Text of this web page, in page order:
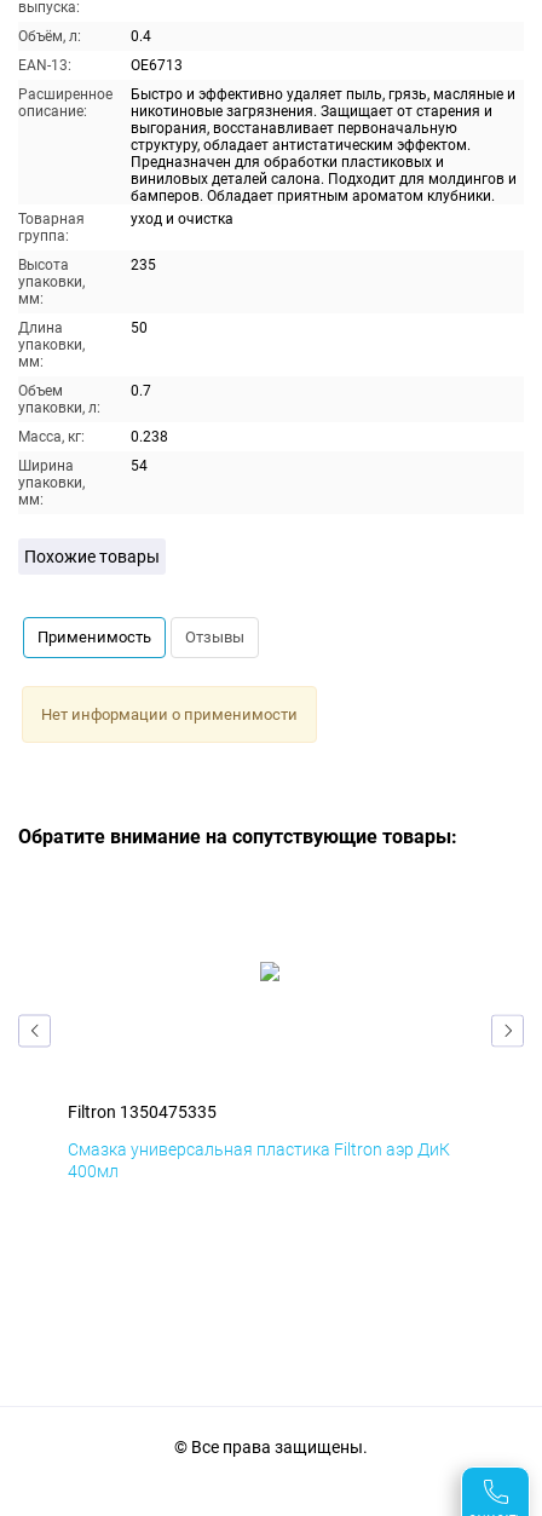
выпуска:
Объём, л:
0.4
EAN-13:
OE6713
Расширенное
описание:
Быстро и эффективно удаляет пыль, грязь, масляные и
никотиновые загрязнения. Защищает от старения и
выгорания, восстанавливает первоначальную
структуру, обладает антистатическим эффектом.
Предназначен для обработки пластиковых и
виниловых деталей салона. Подходит для молдингов и
бамперов. Обладает приятным ароматом клубники.
Товарная
группа:
уход и очистка
Высота
упаковки,
мм:
235
Длина
упаковки,
мм:
50
Объем
упаковки, л:
0.7
Масса, кг:
0.238
Ширина
упаковки,
мм:
54
Похожие товары
Применимость Отзывы
Нет информации о применимости
Обратите внимание на сопутствующие товары:
Filtron 1350475335
Смазка универсальная пластика Filtron аэр ДиК
400мл
© Все права защищены.